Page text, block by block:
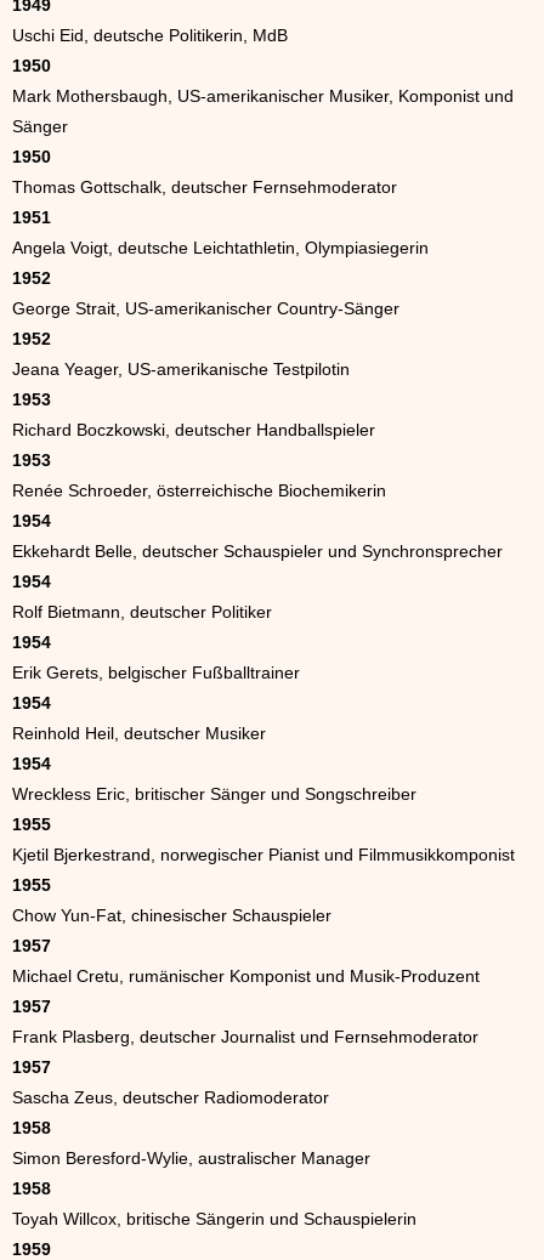
1949
Uschi Eid, deutsche Politikerin, MdB
1950
Mark Mothersbaugh, US-amerikanischer Musiker, Komponist und
Sänger
1950
Thomas Gottschalk, deutscher Fernsehmoderator
1951
Angela Voigt, deutsche Leichtathletin, Olympiasiegerin
1952
George Strait, US-amerikanischer Country-Sänger
1952
Jeana Yeager, US-amerikanische Testpilotin
1953
Richard Boczkowski, deutscher Handballspieler
1953
Renée Schroeder, österreichische Biochemikerin
1954
Ekkehardt Belle, deutscher Schauspieler und Synchronsprecher
1954
Rolf Bietmann, deutscher Politiker
1954
Erik Gerets, belgischer Fußballtrainer
1954
Reinhold Heil, deutscher Musiker
1954
Wreckless Eric, britischer Sänger und Songschreiber
1955
Kjetil Bjerkestrand, norwegischer Pianist und Filmmusikkomponist
1955
Chow Yun-Fat, chinesischer Schauspieler
1957
Michael Cretu, rumänischer Komponist und Musik-Produzent
1957
Frank Plasberg, deutscher Journalist und Fernsehmoderator
1957
Sascha Zeus, deutscher Radiomoderator
1958
Simon Beresford-Wylie, australischer Manager
1958
Toyah Willcox, britische Sängerin und Schauspielerin
1959